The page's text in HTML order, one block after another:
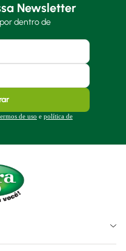
Newsletter
dentro de
de uso e política de